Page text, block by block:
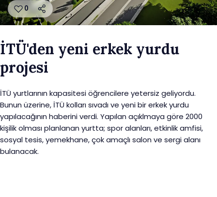
0
İTÜ'den yeni erkek yurdu
projesi
İTÜ yurtlarının kapasitesi öğrencilere yetersiz geliyordu.
Bunun üzerine, İTÜ kolları sıvadı ve yeni bir erkek yurdu
yapılacağının haberini verdi. Yapılan açıklmaya göre 2000
kişilik olması planlanan yurtta; spor alanları, etkinlik amfisi,
sosyal tesis, yemekhane, çok amaçlı salon ve sergi alanı
bulanacak.